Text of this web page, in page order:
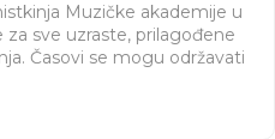
Muzičke akademije u
za sve uzraste, prilagođene
Časovi se mogu održavati
Za više informacija ili
kontaktirajte na broj